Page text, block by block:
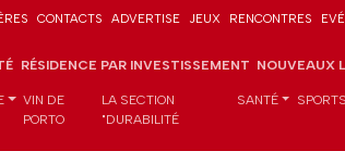
CONTACTS ADVERTISE JEUX RENCONTRES
RÉSIDENCE PAR INVESTISSEMENT NOUVEAUX
VIN DE
PORTO
LA SECTION
"DURABILITÉ
SANTÉ SPORTS